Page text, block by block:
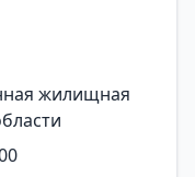
жилищная